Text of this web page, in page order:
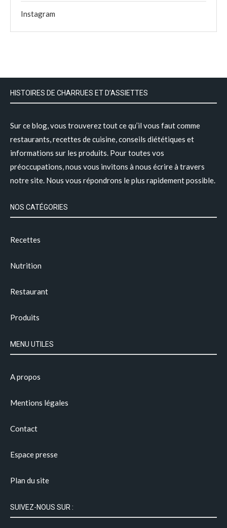
Instagram
HISTOIRES DE CHARRUES ET D’ASSIETTES
Sur ce blog, vous trouverez tout ce qu’il vous faut comme
restaurants, recettes de cuisine, conseils diététiques et
informations sur les produits. Pour toutes vos
préoccupations, nous vous invitons à nous écrire à travers
notre site. Nous vous répondrons le plus rapidement possible.
NOS CATÉGORIES
Recettes
Nutrition
Restaurant
Produits
MENU UTILES
A propos
Mentions légales
Contact
Espace presse
Plan du site
SUIVEZ-NOUS SUR :